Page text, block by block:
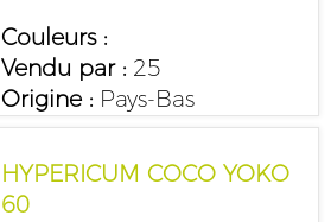
Couleurs :
Vendu par :25
Origine :Pays-Bas
HYPERICUM COCO YOKO
60